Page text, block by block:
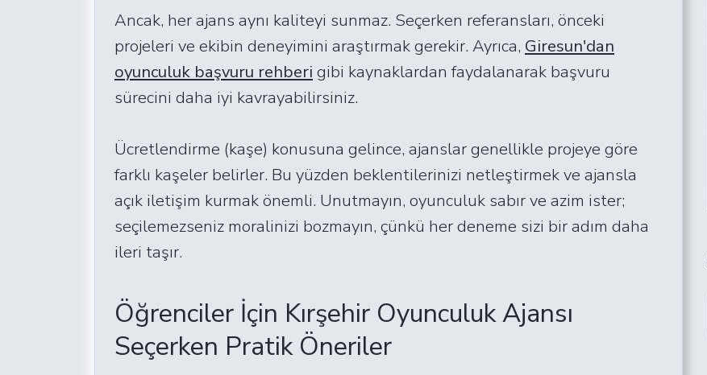
Ancak, her ajans aynı kaliteyi sunmaz. Seçerken referansları, önceki
projeleri ve ekibin deneyimini araştırmak gerekir. Ayrıca, Giresun'dan
oyunculuk başvuru rehberi gibi kaynaklardan faydalanarak başvuru
sürecini daha iyi kavrayabilirsiniz.
Ücretlendirme (kaşe) konusuna gelince, ajanslar genellikle projeye göre
farklı kaşeler belirler. Bu yüzden beklentilerinizi netleştirmek ve ajansla
açık iletişim kurmak önemli. Unutmayın, oyunculuk sabır ve azim ister;
seçilemezseniz moralinizi bozmayın, çünkü her deneme sizi bir adım daha
ileri taşır.
Öğrenciler İçin Kırşehir Oyunculuk Ajansı
Seçerken Pratik Öneriler